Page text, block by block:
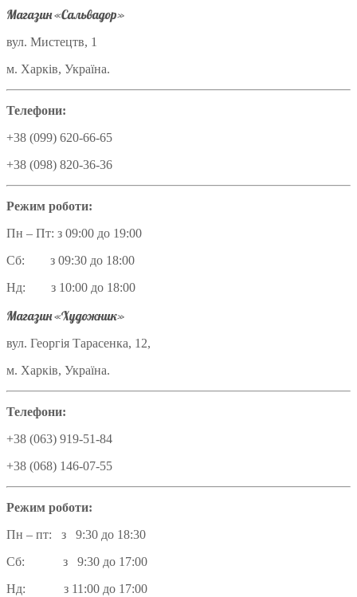
Магазин «Сальвадор»
вул. Мистецтв, 1
м. Харків, Україна.
Телефони:
+38 (099) 620-66-65
+38 (098) 820-36-36
Режим роботи:
Пн – Пт: з 09:00 до 19:00
Сб: з 09:30 до 18:00
Нд: з 10:00 до 18:00
Магазин «Художник»
вул. Георгія Тарасенка, 12,
м. Харків, Україна.
Телефони:
+38 (063) 919-51-84
+38 (068) 146-07-55
Режим роботи:
Пн – пт: з 9:30 до 18:30
Сб: з 9:30 до 17:00
Нд: з 11:00 до 17:00